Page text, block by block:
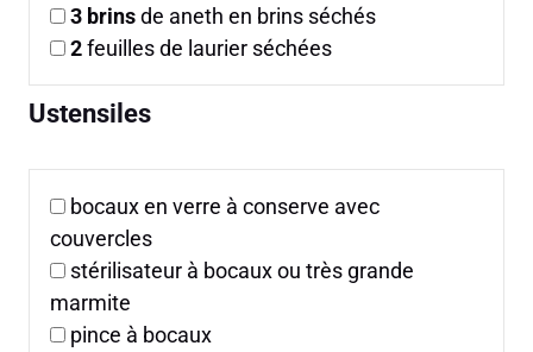
3 brinsde aneth en brins séchés
2feuilles de laurier séchées
Ustensiles
bocaux en verre à conserve avec
couvercles
stérilisateur à bocaux ou très grande
marmite
pince à bocaux